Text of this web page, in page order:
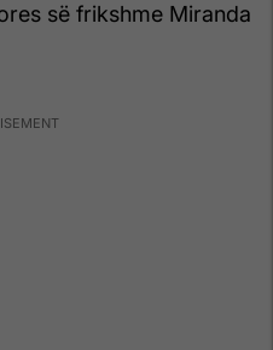
së frikshme Miranda